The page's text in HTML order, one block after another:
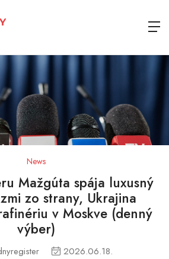
News
Mažgúta spája luxusný
zo strany, Ukrajina
v Moskve (denný
výber)
2026.06.18.